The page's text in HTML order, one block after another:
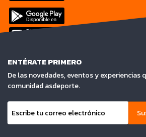
ENTÉRATE PRIMERO
De las novedades, eventos y experiencias
comunidad asdeporte.